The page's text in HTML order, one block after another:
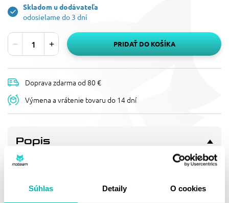
Súhlas Detaily O cookies
Skladom u dodávateľa
odosielame do 3 dní
PRIDAŤ DO KOŠÍKA
Doprava zdarma od 80 €
Výmena a vrátenie tovaru do 14 dní
Popis
PLYNOVÝ VENTIL TLMIČA
M8X1.00 MOSADZ/NIKEL
POKOVOVANÝ